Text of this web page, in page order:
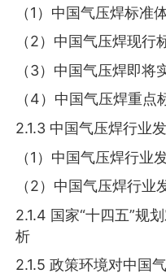
（1）中国气压焊标准
（2）中国气压焊现行
（3）中国气压焊即将
（4）中国气压焊重点
2.1.3 中国气压焊行业
（1）中国气压焊行业
（2）中国气压焊行业
2.1.4 国家“十四五”规
析
2.1.5 政策环境对中国